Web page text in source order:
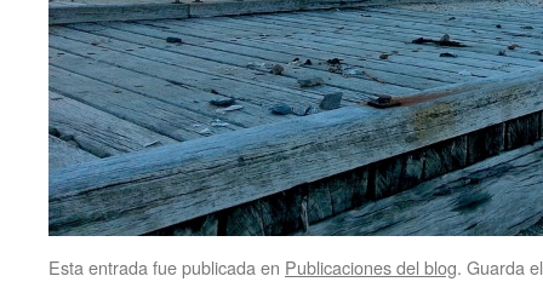
Esta entrada fue publicada en Publicaciones del blog. Guarda